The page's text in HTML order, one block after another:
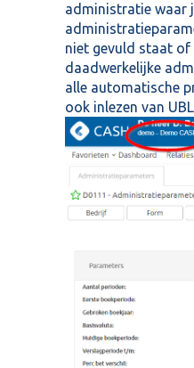
administratie waar
niet gevuld staat
daadwerkelijke
alle automatische
ook inlezen van